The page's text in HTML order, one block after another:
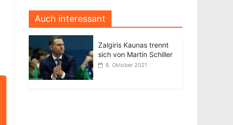
Auch interessant
Zalgiris Kaunas trennt
sich von Martin Schiller
8. Oktober 2021